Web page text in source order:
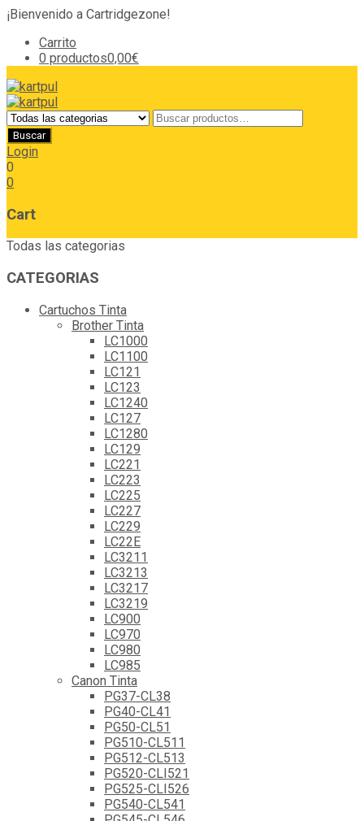
¡Bienvenido a Cartridgezone!
Carrito
0 productos0,00€
Login
0
0
Cart
Todas las categorias
CATEGORIAS
Cartuchos Tinta
Brother Tinta
LC1000
LC1100
LC121
LC123
LC1240
LC127
LC1280
LC129
LC221
LC223
LC225
LC227
LC229
LC22E
LC3211
LC3213
LC3217
LC3219
LC900
LC970
LC980
LC985
Canon Tinta
PG37-CL38
PG40-CL41
PG50-CL51
PG510-CL511
PG512-CL513
PG520-CLI521
PG525-CLI526
PG540-CL541